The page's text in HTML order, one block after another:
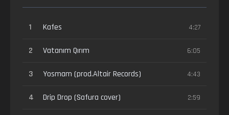
1 Kafes 4:27
2 Vatanım Qırım 6:05
3 Yosmam (prod.Altair Records) 4:43
4 Drip Drop (Safura cover) 2:59